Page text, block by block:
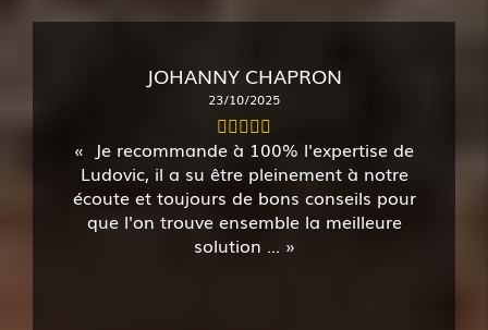
JOHANNY CHAPRON
23/10/2025
Je recommande à 100% l'expertise de
Ludovic, il a su être pleinement à notre
écoute et toujours de bons conseils pour
que l'on trouve ensemble la meilleure
solution ...